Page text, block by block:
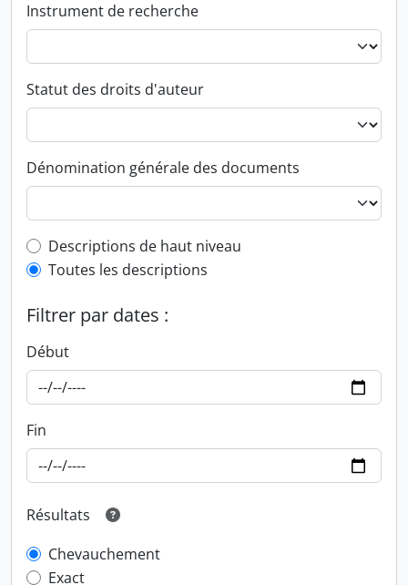
Instrument de recherche
Statut des droits d'auteur
Dénomination générale des documents
Top-level description filter
Descriptions de haut niveau
Toutes les descriptions
Filtrer par dates :
Début
Fin
Résultats
Chevauchement
Exact